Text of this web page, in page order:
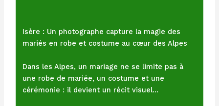
Isère : Un photographe capture la magie des
mariés en robe et costume au cœur des Alpes
Dans les Alpes, un mariage ne se limite pas à
une robe de mariée, un costume et une
cérémonie : il devient un récit visuel…